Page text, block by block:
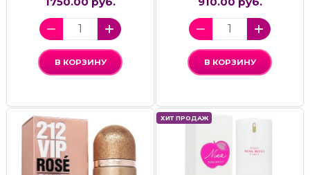
В КОРЗИНУ В КОРЗИНУ
ХИТ ПРОДАЖ